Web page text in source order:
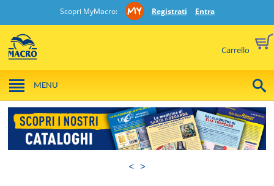
Scopri MyMacro: Registrati Entra
Carrello
MENU
< >